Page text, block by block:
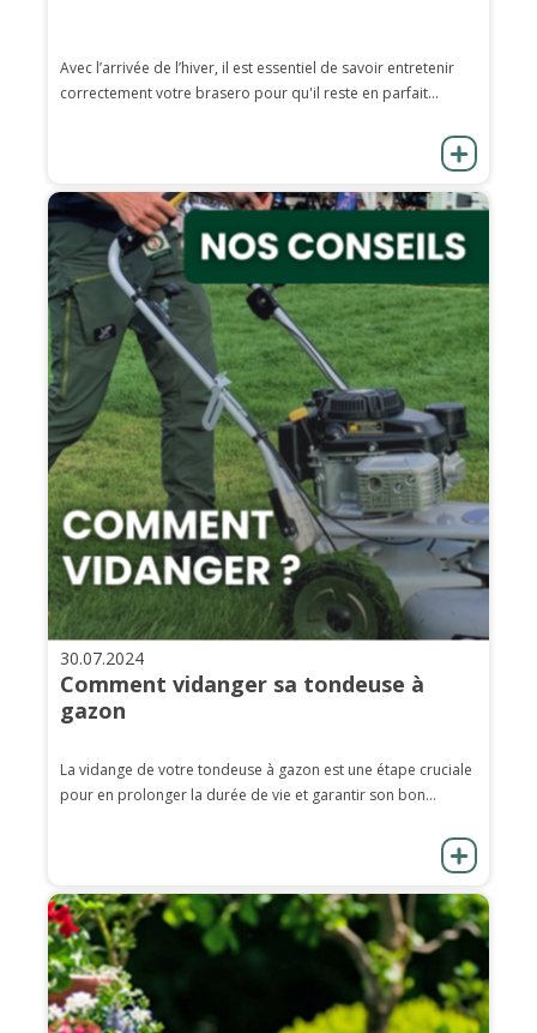
Avec l’arrivée de l’hiver, il est essentiel de savoir entretenir
correctement votre brasero pour qu'il reste en parfait...
30.07.2024
Comment vidanger sa tondeuse à
gazon
La vidange de votre tondeuse à gazon est une étape cruciale
pour en prolonger la durée de vie et garantir son bon...